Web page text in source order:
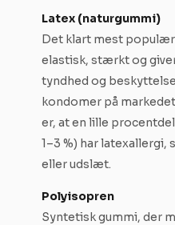
Latex (naturgummi)
Det klart mest
elastisk, stærkt og
tyndhed og
kondomer på
er, at en lille
1–3 %) har latexallergi,
eller udslæt.
Polyisopren
Syntetisk gummi, der